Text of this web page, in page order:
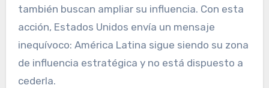
también buscan ampliar su influencia. Con esta
acción, Estados Unidos envía un mensaje
inequívoco: América Latina sigue siendo su zona
de influencia estratégica y no está dispuesto a
cederla.